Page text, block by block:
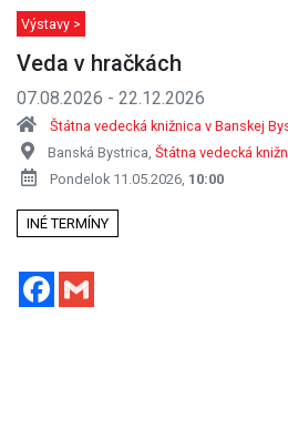
Výstavy >
Veda v hračkách
07.08.2026 - 22.12.2026
Štátna vedecká knižnica v Banskej
Banská Bystrica, Štátna vedecká
Pondelok 11.05.2026, 10:00
INÉ TERMÍNY
Facebook